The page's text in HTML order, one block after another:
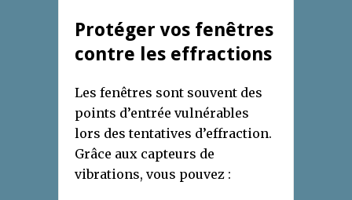
Protéger vos fenêtres
contre les effractions
Les fenêtres sont souvent des
points d’entrée vulnérables
lors des tentatives d’effraction.
Grâce aux capteurs de
vibrations, vous pouvez :